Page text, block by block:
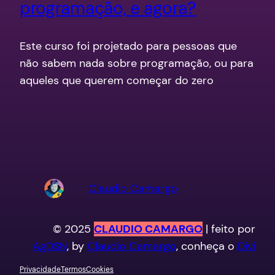
programação, e agora?
Este curso foi projetado para pessoas que
não sabem nada sobre programação, ou para
aqueles que querem começar do zero
Claudio Camargo
© 2025 CLAUDIO CAMARGO | feito por
AgDSN, by Claudio Camargo, conheça o Divi
PrivacidadeTermosCookies